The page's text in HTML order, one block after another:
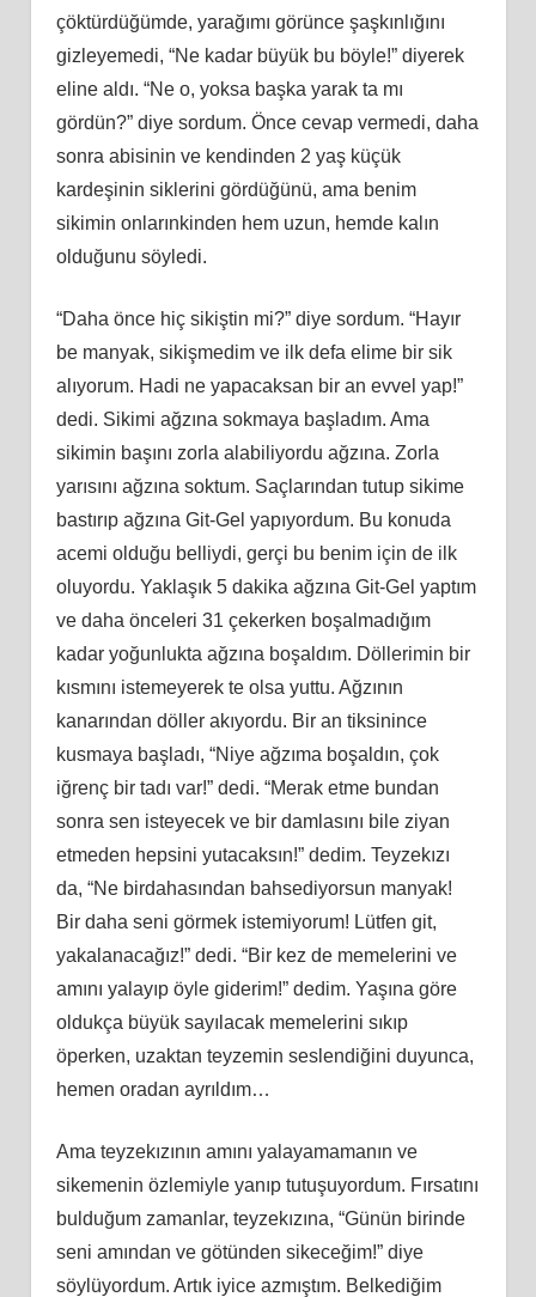
çöktürdüğümde, yarağımı görünce şaşkınlığını
gizleyemedi, “Ne kadar büyük bu böyle!” diyerek
eline aldı. “Ne o, yoksa başka yarak ta mı
gördün?” diye sordum. Önce cevap vermedi, daha
sonra abisinin ve kendinden 2 yaş küçük
kardeşinin siklerini gördüğünü, ama benim
sikimin onlarınkinden hem uzun, hemde kalın
olduğunu söyledi.
“Daha önce hiç sikiştin mi?” diye sordum. “Hayır
be manyak, sikişmedim ve ilk defa elime bir sik
alıyorum. Hadi ne yapacaksan bir an evvel yap!”
dedi. Sikimi ağzına sokmaya başladım. Ama
sikimin başını zorla alabiliyordu ağzına. Zorla
yarısını ağzına soktum. Saçlarından tutup sikime
bastırıp ağzına Git-Gel yapıyordum. Bu konuda
acemi olduğu belliydi, gerçi bu benim için de ilk
oluyordu. Yaklaşık 5 dakika ağzına Git-Gel yaptım
ve daha önceleri 31 çekerken boşalmadığım
kadar yoğunlukta ağzına boşaldım. Döllerimin bir
kısmını istemeyerek te olsa yuttu. Ağzının
kanarından döller akıyordu. Bir an tiksinince
kusmaya başladı, “Niye ağzıma boşaldın, çok
iğrenç bir tadı var!” dedi. “Merak etme bundan
sonra sen isteyecek ve bir damlasını bile ziyan
etmeden hepsini yutacaksın!” dedim. Teyzekızı
da, “Ne birdahasından bahsediyorsun manyak!
Bir daha seni görmek istemiyorum! Lütfen git,
yakalanacağız!” dedi. “Bir kez de memelerini ve
amını yalayıp öyle giderim!” dedim. Yaşına göre
oldukça büyük sayılacak memelerini sıkıp
öperken, uzaktan teyzemin seslendiğini duyunca,
hemen oradan ayrıldım…
Ama teyzekızının amını yalayamamanın ve
sikemenin özlemiyle yanıp tutuşuyordum. Fırsatını
bulduğum zamanlar, teyzekızına, “Günün birinde
seni amından ve götünden sikeceğim!” diye
söylüyordum. Artık iyice azmıştım. Belkediğim